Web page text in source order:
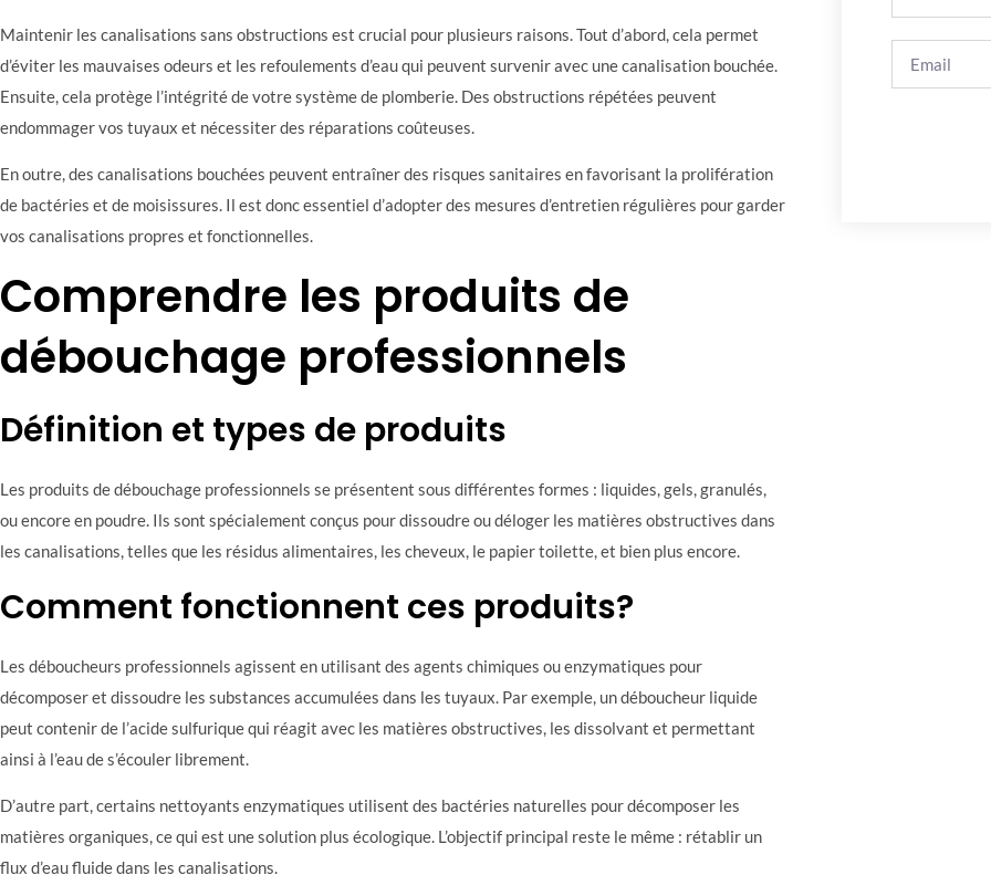
Maintenir les canalisations sans obstructions est crucial pour plusieurs raisons. Tout d’abord, cela permet
d’éviter les mauvaises odeurs et les refoulements d’eau qui peuvent survenir avec une canalisation bouchée.
Ensuite, cela protège l’intégrité de votre système de plomberie. Des obstructions répétées peuvent
endommager vos tuyaux et nécessiter des réparations coûteuses.
En outre, des canalisations bouchées peuvent entraîner des risques sanitaires en favorisant la prolifération
de bactéries et de moisissures. Il est donc essentiel d’adopter des mesures d’entretien régulières pour garder
vos canalisations propres et fonctionnelles.
Comprendre les produits de
débouchage professionnels
Définition et types de produits
Les produits de débouchage professionnels se présentent sous différentes formes : liquides, gels, granulés,
ou encore en poudre. Ils sont spécialement conçus pour dissoudre ou déloger les matières obstructives dans
les canalisations, telles que les résidus alimentaires, les cheveux, le papier toilette, et bien plus encore.
Comment fonctionnent ces produits?
Les déboucheurs professionnels agissent en utilisant des agents chimiques ou enzymatiques pour
décomposer et dissoudre les substances accumulées dans les tuyaux. Par exemple, un déboucheur liquide
peut contenir de l’acide sulfurique qui réagit avec les matières obstructives, les dissolvant et permettant
ainsi à l’eau de s’écouler librement.
D’autre part, certains nettoyants enzymatiques utilisent des bactéries naturelles pour décomposer les
matières organiques, ce qui est une solution plus écologique. L’objectif principal reste le même : rétablir un
flux d’eau fluide dans les canalisations.